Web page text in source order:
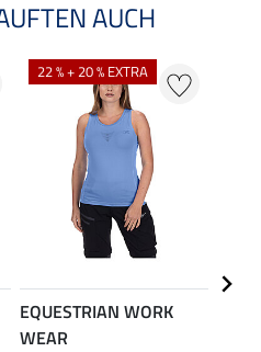
AUCH
22 % + 20 % EXTRA
EQUESTRIAN WORK
WEAR